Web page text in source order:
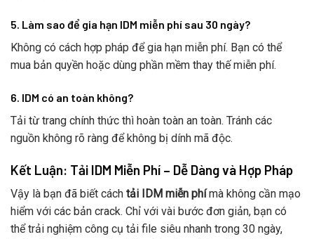
5. Làm sao để gia hạn IDM miễn phí sau 30 ngày?
Không có cách hợp pháp để gia hạn miễn phí. Bạn có thể
mua bản quyền hoặc dùng phần mềm thay thế miễn phí.
6. IDM có an toàn không?
Tải từ trang chính thức thì hoàn toàn an toàn. Tránh các
nguồn không rõ ràng để không bị dính mã độc.
Kết Luận: Tải IDM Miễn Phí – Dễ Dàng và Hợp Pháp
Vậy là bạn đã biết cách tải IDM miễn phímà không cần mạo
hiểm với các bản crack. Chỉ với vài bước đơn giản, bạn có
thể trải nghiệm công cụ tải file siêu nhanh trong 30 ngày,